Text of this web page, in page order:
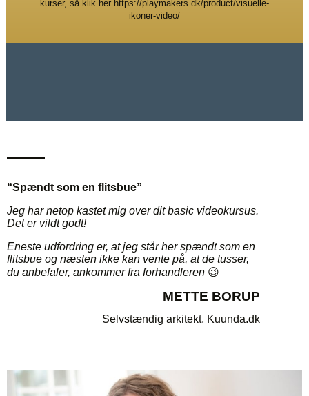
kurser, så klik her https://playmakers.dk/product/visuelle-
ikoner-video/
“Spændt som en flitsbue”
Jeg har netop kastet mig over dit basic videokursus.
Det er vildt godt!
Eneste udfordring er, at jeg står her spændt som en
flitsbue og næsten ikke kan vente på, at de tusser,
du anbefaler, ankommer fra forhandleren 😉
METTE BORUP
Selvstændig arkitekt, Kuunda.dk